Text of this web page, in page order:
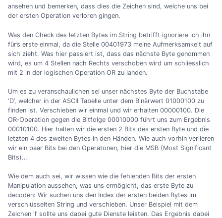
ansehen und bemerken, dass dies die Zeichen sind, welche uns bei
der ersten Operation verloren gingen.
Was den Check des letzten Bytes im String betrifft ignoriere ich ihn
für’s erste einmal, da die Stelle 00401973 meine Aufmerksamkeit auf
sich zieht. Was hier passiert ist, dass das nächste Byte genommen
wird, es um 4 Stellen nach Rechts verschoben wird um schliesslich
mit 2 in der logischen Operation OR zu landen.
Um es zu veranschaulichen sei unser nächstes Byte der Buchstabe
‘D’, welcher in der ASCII Tabelle unter dem Binärwert 01000100 zu
finden ist. Verschieben wir einmal und wir erhalten 00000100. Die
OR‐Operation gegen die Bitfolge 00010000 führt uns zum Ergebnis
00010100. Hier halten wir die ersten 2 Bits des ersten Byte und die
letzten 4 des zweiten Bytes in den Händen. Wie auch vorhin verlieren
wir ein paar Bits bei den Operatonen, hier die MSB (Most Significant
Bits)…
Wie dem auch sei, wir wissen wie die fehlenden Bits der ersten
Manipulation aussehen, was uns ermögicht, das erste Byte zu
decoden: Wir suchen uns den Index der ersten beiden Bytes im
verschlüsselten String und verschieben. Unser Beispiel mit dem
Zeichen ‘I’ sollte uns dabei gute Dienste leisten. Das Ergebnis dabei